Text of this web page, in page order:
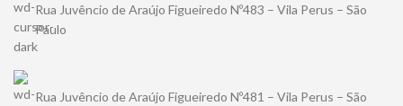
Rua Juvêncio de Araújo Figueiredo Nº483 – Vila Perus – São
Paulo
Rua Juvêncio de Araújo Figueiredo Nº481 – Vila Perus – São